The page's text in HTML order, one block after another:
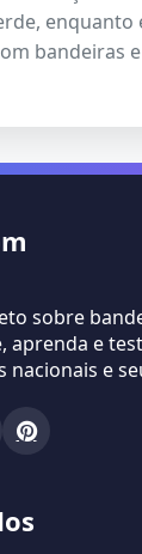
enquanto
bandeiras
sobre
aprenda e
nacionais e